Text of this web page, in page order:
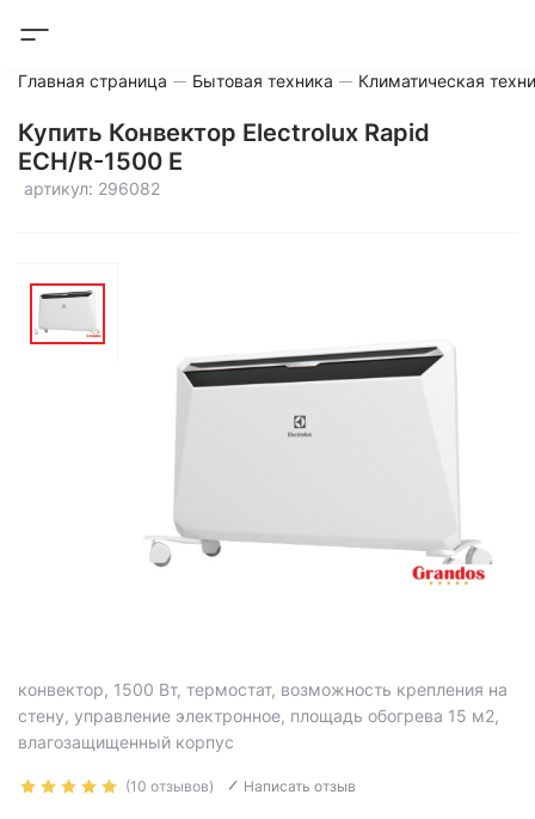
Главная страница Бытовая техника Климатическая
Купить Конвектор Electrolux Rapid
ECH/R-1500 E
артикул: 296082
конвектор, 1500 Вт, термостат, возможность крепления на
стену, управление электронное, площадь обогрева 15 м2,
влагозащищенный корпус
(10 отзывов) Написать отзыв